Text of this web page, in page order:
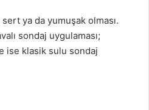
ya da yumuşak olması.
sondaj uygulaması;
ise klasik sulu sondaj